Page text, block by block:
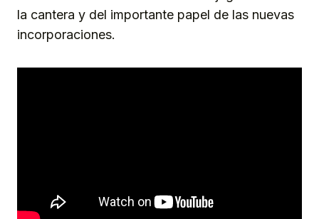
la cantera y del importante papel de las nuevas
incorporaciones.